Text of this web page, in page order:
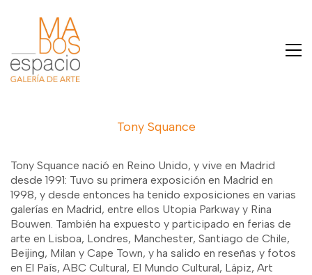
Tony Squance
Tony Squance nació en Reino Unido, y vive en Madrid
desde 1991: Tuvo su primera exposición en Madrid en
1998, y desde entonces ha tenido exposiciones en varias
galerías en Madrid, entre ellos Utopia Parkway y Rina
Bouwen. También ha expuesto y participado en ferias de
arte en Lisboa, Londres, Manchester, Santiago de Chile,
Beijing, Milan y Cape Town, y ha salido en reseñas y fotos
en El País, ABC Cultural, El Mundo Cultural, Lápiz, Art